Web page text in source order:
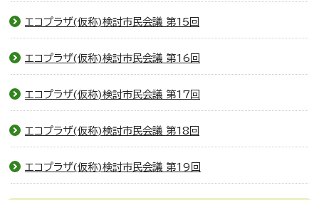
エコプラザ(仮称)検討市民会議 第15回
エコプラザ(仮称)検討市民会議 第16回
エコプラザ(仮称)検討市民会議 第17回
エコプラザ(仮称)検討市民会議 第18回
エコプラザ(仮称)検討市民会議 第19回